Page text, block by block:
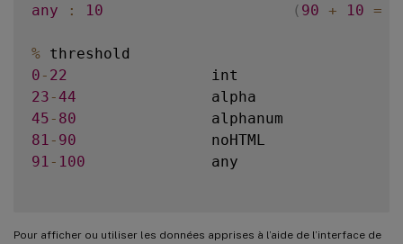
any
: 10 ( 90 + 10 =
%
0 - 22
23 -44
45 - 80
81 - 90
91 - 100
              any
Pour afficher ou utiliser les données apprises à l’aide de l’interface de